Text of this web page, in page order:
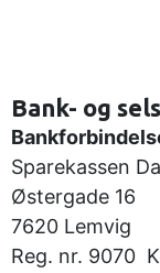
Bank- og
Sparekassen
Østergade 16
7620 Lemvig
Reg. nr. 9070